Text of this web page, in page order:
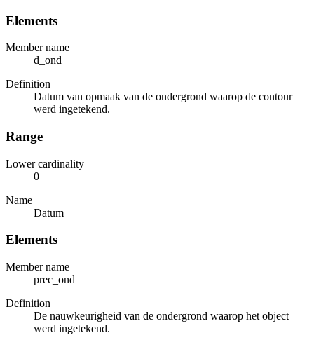
Elements
Member name
d_ond
Definition
Datum van opmaak van de ondergrond waarop de contour
werd ingetekend.
Range
Lower cardinality
0
Name
Datum
Elements
Member name
prec_ond
Definition
De nauwkeurigheid van de ondergrond waarop het object
werd ingetekend.